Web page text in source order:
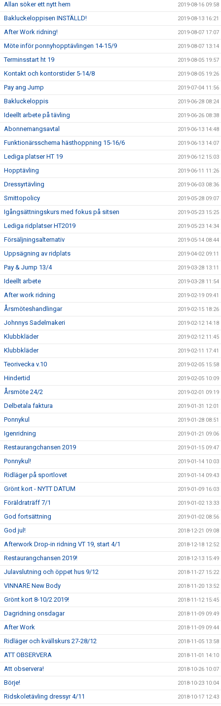
Allan söker ett nytt hem 2019-08-16 09:58
Bakluckeloppisen INSTÄLLD! 2019-08-13 16:21
After Work ridning! 2019-08-07 17:07
Möte inför ponnyhopptävlingen 14-15/9 2019-08-07 13:14
Terminsstart ht 19 2019-08-05 19:57
Kontakt och kontorstider 5-14/8 2019-08-05 19:26
Pay ang Jump 2019-07-04 11:56
Bakluckeloppis 2019-06-28 08:24
Ideellt arbete på tävling 2019-06-26 08:38
Abonnemangsavtal 2019-06-13 14:48
Funktionärsschema hästhoppning 15-16/6 2019-06-13 14:07
Lediga platser HT 19 2019-06-12 15:03
Hopptävling 2019-06-11 11:26
Dressyrtävling 2019-06-03 08:36
Smittopolicy 2019-05-28 09:07
Igångsättningskurs med fokus på sitsen 2019-05-23 15:25
Lediga ridplatser HT2019 2019-05-23 14:34
Försäljningsalternativ 2019-05-14 08:44
Uppsägning av ridplats 2019-04-02 09:11
Pay & Jump 13/4 2019-03-28 13:11
Ideellt arbete 2019-03-28 11:54
After work ridning 2019-02-19 09:41
Årsmöteshandlingar 2019-02-15 18:26
Johnnys Sadelmakeri 2019-02-12 14:18
Klubbkläder 2019-02-12 11:45
Klubbkläder 2019-02-11 17:41
Teorivecka v.10 2019-02-05 15:58
Hindertid 2019-02-05 10:09
Årsmöte 24/2 2019-02-01 09:19
Delbetala faktura 2019-01-31 12:01
Ponnykul 2019-01-28 08:51
Igenridning 2019-01-21 09:06
Restaurangchansen 2019 2019-01-15 09:47
Ponnykul! 2019-01-14 10:03
Ridläger på sportlovet 2019-01-14 09:43
Grönt kort - NYTT DATUM 2019-01-09 16:03
Föräldraträff 7/1 2019-01-02 13:33
God fortsättning 2019-01-02 08:56
God jul! 2018-12-21 09:08
Afterwork Drop-in ridning VT 19, start 4/1 2018-12-18 12:52
Restaurangchansen 2019! 2018-12-13 15:49
Julavslutning och öppet hus 9/12 2018-11-27 15:22
VINNARE New Body 2018-11-20 13:52
Grönt kort 8-10/2 2019! 2018-11-12 15:45
Dagridning onsdagar 2018-11-09 09:49
After Work 2018-11-09 09:44
Ridläger och kvällskurs 27-28/12 2018-11-05 13:58
ATT OBSERVERA 2018-11-01 14:10
Att observera! 2018-10-26 10:07
Börje! 2018-10-23 10:04
Ridskoletävling dressyr 4/11 2018-10-17 12:43